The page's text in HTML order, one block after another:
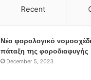
Recent
Νέο φορολογικό
πάταξη της φοροδιαφυγής
December 5, 2023